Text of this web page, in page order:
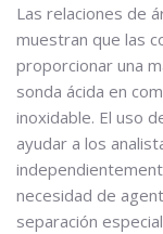
Las relaciones de
muestran que las
proporcionar una
sonda ácida en
inoxidable. El uso
ayudar a los
necesidad de
separación